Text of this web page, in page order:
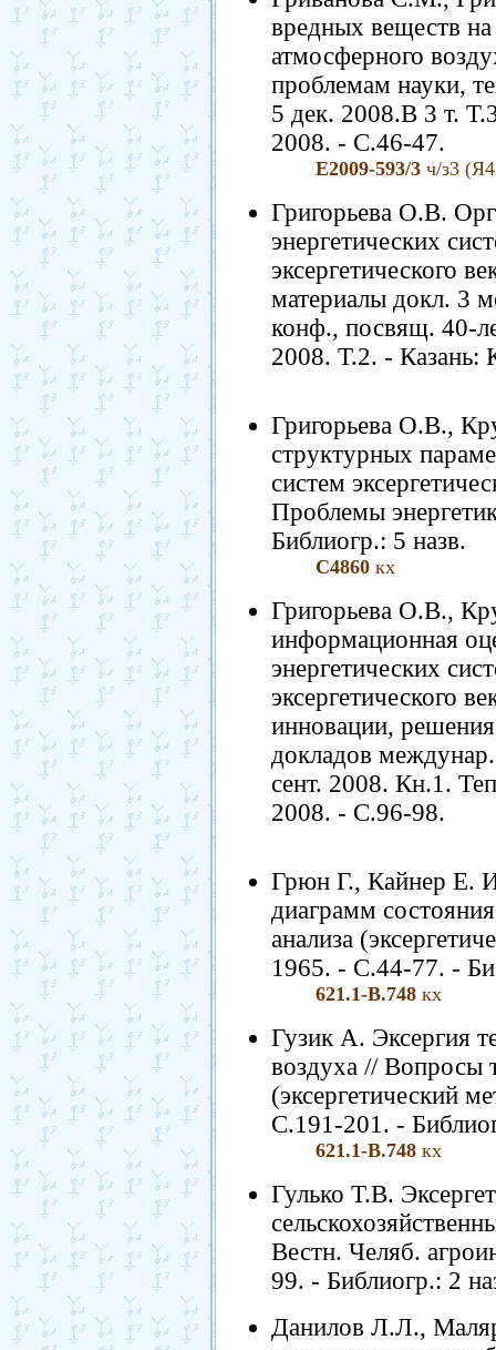
вредных веществ на
атмосферного
проблемам науки,
5 дек. 2008.В 3 т.
2008. - С.46-47.
Е2009-593/3 ч/з3
Григорьева О.В.
энергетических
эксергетического
материалы докл. 3
конф., посвящ. 40-
2008. Т.2. -
Григорьева О.В.,
структурных
систем
Проблемы
Библиогр.: 5 назв.
С4860 кх
Григорьева О.В.,
информационная
энергетических
эксергетического
инновации,
докладов
сент. 2008. Кн.1.
2008. - С.96-98.
Грюн Г., Кайнер Е.
диаграмм
анализа
1965. - С.44-77. -
621.1-В.748 кх
Гузик А. Эксергия
воздуха // Вопросы
(эксергетический
С.191-201. -
621.1-В.748 кх
Гулько Т.В.
Вестн. Челяб.
99. - Библиогр.: 2
Данилов Л.Л.,